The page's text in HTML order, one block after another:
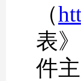
（
表
件